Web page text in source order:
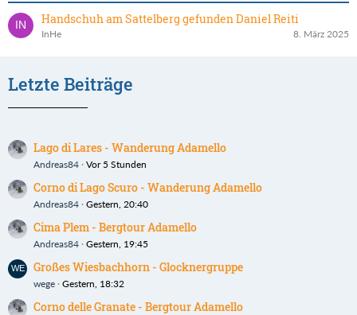
Handschuh am Sattelberg gefunden Daniel Reiti
InHe 8. März 2025
Letzte Beiträge
Lago di Lares - Wanderung Adamello
Andreas84 Vor 5 Stunden
Corno di Lago Scuro - Wanderung Adamello
Andreas84 Gestern, 20:40
Cima Plem - Bergtour Adamello
Andreas84 Gestern, 19:45
Großes Wiesbachhorn - Glocknergruppe
wege Gestern, 18:32
Corno delle Granate - Bergtour Adamello